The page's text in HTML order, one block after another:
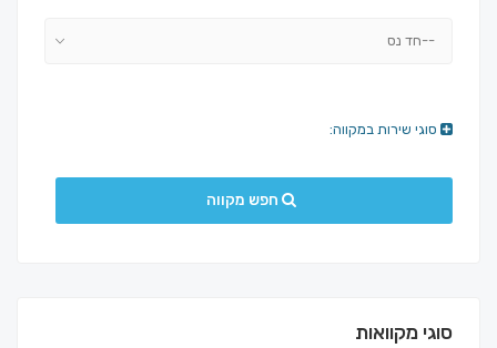
--חד נס
סוגי שירות במקווה:
חפש מקווה
סוגי מקוואות